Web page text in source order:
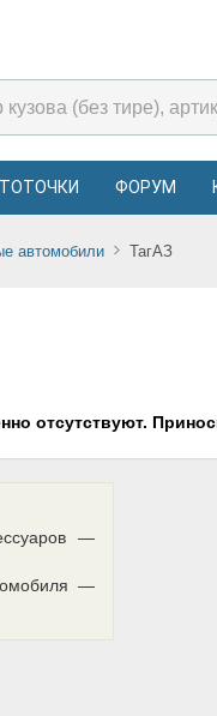
ФОРУМ
автомобили ТагАЗ
отсутствуют.
—
—